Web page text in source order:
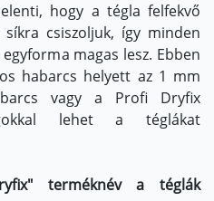
hogy a tégla felfekvő
csiszoljuk, így minden
magas lesz. Ebben
habarcs helyett az 1 mm
vagy a Profi Dryfix
lehet a téglákat
terméknév a téglák